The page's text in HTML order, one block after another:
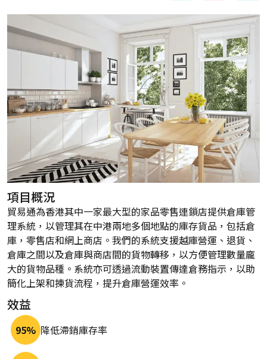
項目概況
貿易通為香港其中一家最大型的家品零售連鎖店提供倉庫管
理系統，以管理其在中港兩地多個地點的庫存貨品，包括倉
庫，零售店和網上商店。我們的系統支援越庫營運、退貨、
倉庫之間以及倉庫與商店間的貨物轉移，以方便管理數量龐
大的貨物品種。系統亦可透過流動裝置傳達倉務指示，以助
簡化上架和揀貨流程，提升倉庫營運效率。
效益
95% 降低滯銷庫存率